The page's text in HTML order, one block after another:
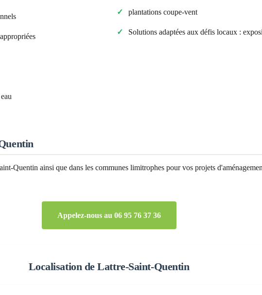
plantations coupe-vent
Solutions adaptées aux défis locaux :
Quentin ainsi que dans les communes limitrophes pour vos projets
Appelez-nous au 06 95 76 37 36
Localisation deLattre-Saint-Quentin